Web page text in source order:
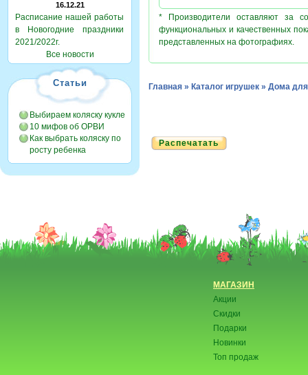
16.12.21
Расписание нашей работы
в Новогодние праздники
2021/2022г.
Все новости
Статьи
Выбираем коляску кукле
10 мифов об ОРВИ
Как выбрать коляску по
росту ребенка
* Производители оставляют за
функциональных и качественных
представленных на фотографиях.
Главная » Каталог игрушек » Дома для
Распечатать
МАГАЗИН
Акции
Скидки
Подарки
Новинки
Топ продаж